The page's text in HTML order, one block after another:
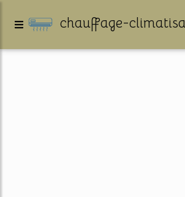
chauffage-